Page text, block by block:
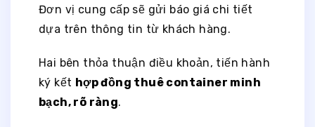
Đơn vị cung cấp sẽ gửi báo giá chi tiết
dựa trên thông tin từ khách hàng.
Hai bên thỏa thuận điều khoản, tiến hành
ký kết hợp đồng thuê container minh
bạch, rõ ràng.